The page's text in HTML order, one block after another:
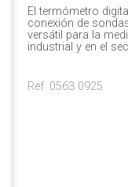
El termómetro
conexión de
versátil para la
industrial y en el
Ref. 0563 0925